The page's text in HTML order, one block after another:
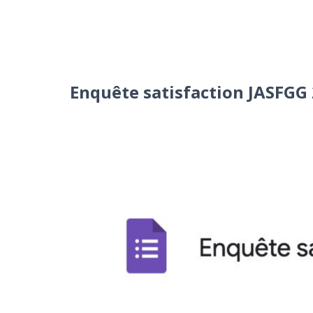
Enquête satisfaction JASFGG